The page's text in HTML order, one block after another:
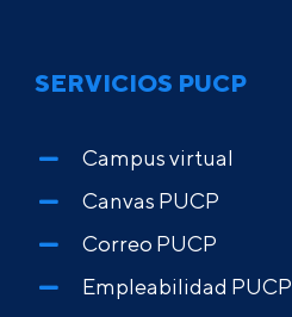
SERVICIOS PUCP
Campus virtual
Canvas PUCP
Correo PUCP
Empleabilidad PUCP